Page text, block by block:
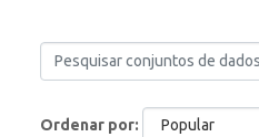
Ordenar por